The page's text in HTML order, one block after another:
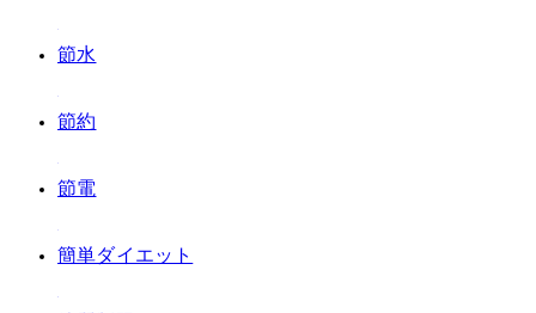
#節水
#節約
#節電
#簡単ダイエット